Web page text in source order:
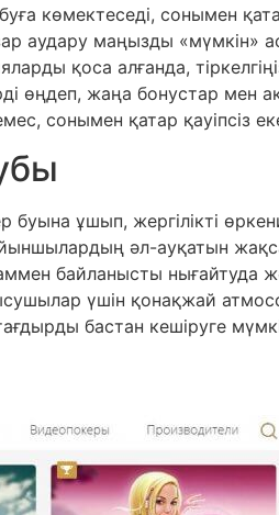
көмектеседі, сонымен
маңызды «мүмкін»
қоса алғанда,
өңдеп, жаңа бонустар мен
сонымен қатар қауіпсіз
буына ұшып, жергілікті
әл-ауқатын
байланысты
үшін қонақжай
бастан кешіруге